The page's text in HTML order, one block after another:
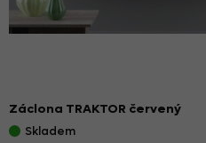
Záclona TRAKTOR červený
Skladem